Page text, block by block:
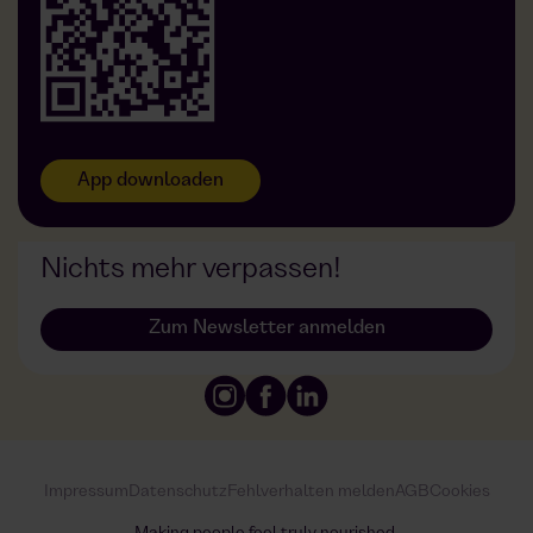
Foodji bei DDG
App downloaden
Nichts mehr verpassen!
Zum Newsletter anmelden
Impressum Datenschutz Fehlverhalten melden AGBCookies